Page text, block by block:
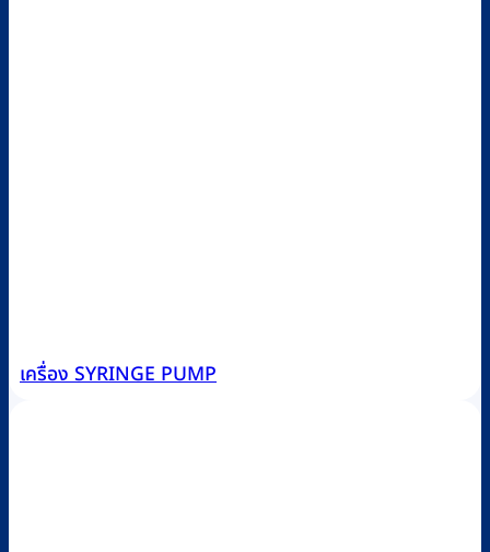
เครื่อง SYRINGE PUMP